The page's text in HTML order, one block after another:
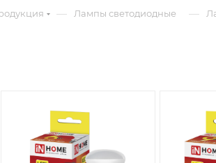
— Лампы светодиодные —